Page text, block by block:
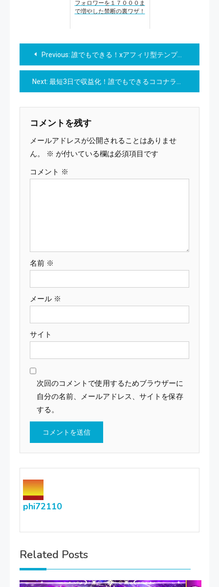
フォロワーを１７０００ま
で増やした禁断の裏ワザ！
投
稿
ナ
ビ
ゲ
ー
シ
Previous: 誰でもできる！xアフィリ型テンプレ副業 収益までの「迷わない導線」を完全公開！
Next: 最短3日で収益化！誰でもできるココナラ副業スタート完全ロードマップ
コメントを残す
メールアドレスが公開されることはありませ
ん。
※ が付いている欄は必須項目です
コメント ※
名前 ※
メール ※
サイト
次回のコメントで使用するためブラウザーに
自分の名前、メールアドレス、サイトを保存
する。
phi72110
Related Posts